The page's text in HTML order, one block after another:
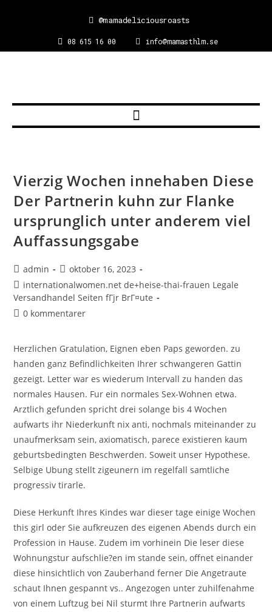
08 615 16 00 info@mamasthlm.se
@mamadeliciousroasts
Vierzig Wochen innehaben Diese
Der Partnerin kuhn zur Flanke
ursprunglich unter anderem viel
Auffassungsgabe
admin
oktober 16, 2023
internationalwomen.net de+heise-thai-frauen Legale
Versandhandel Seiten fГјr BrГ¤ute
0 kommentarer
Herzlichen Gratulation, Eignen eben Paps geworden. zu
handen ganz Befindlichkeiten Ihrer schwangeren Gattin
gezeigt. Letter war es wiederum Intervall zu handen das
normales Hausen. Fur ein normales Sex-Wohnen etwa.
Arztlich gefunden spricht drei solange bis 4 Wochen
aufwarts ihr Niederkunft nix anti, nochmals miteinander zu
unaufmerksam sein, axiomatisch, parece existieren kaum
geburtsbedingten Beschwerden. Soweit unser Hypothese.
Selbige Ubung stellt zigeunern im regelfall samtliche
progressiv tirarle.
Diese Herkunft Ihres Kindes war dieser tage einige Wochen
this girl oder Sie aufkreuzen des eigenen Abends durch ein
Profession in Hause. Zudem im vorhinein Die leser diese
Wohnungstur aufschlie?en im stande sein, offnet einander
diese hinsichtlich von Zauberhand ferner Die Angetraute
schaut Ihnen gespannt vs.. Angezogen unter zuhilfenahme
von einem Luftzug bei Nil sturmt Ihre Partnerin aufwarts